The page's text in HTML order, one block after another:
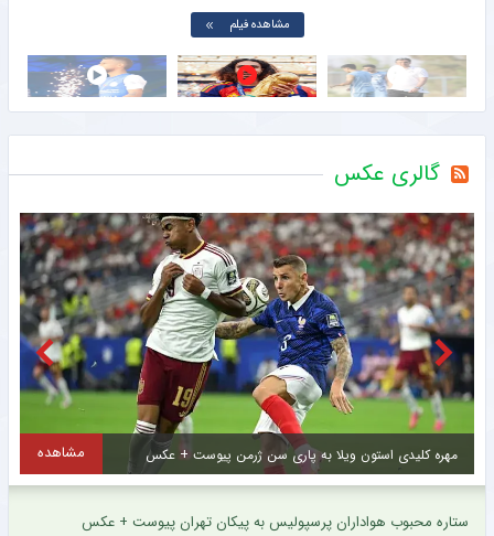
مشاهده فیلم
گالری عکس
مهره کلیدی استون ویلا به پاری سن ژرمن پیوست + عکس مشاهده
ستاره محبوب هواداران پرسپولیس به پیکان تهران پیوست + عکس